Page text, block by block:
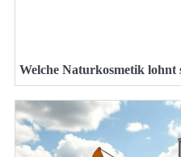
Welche Naturkosmetik lohnt